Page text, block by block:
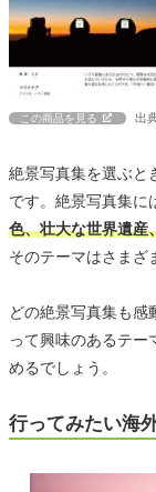
この商品を見る 出
絶景写真集を選ぶと
です。絶景写真集に
色、壮大な世界遺産
そのテーマはさまざ
どの絶景写真集も感
って興味のあるテー
めるでしょう。
行ってみたい海